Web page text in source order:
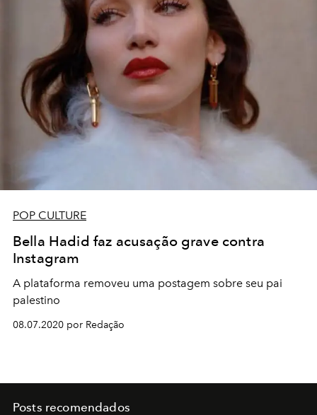
POP CULTURE
Bella Hadid faz acusação grave contra
Instagram
A plataforma removeu uma postagem sobre seu pai
palestino
08.07.2020 por Redação
Posts recomendados